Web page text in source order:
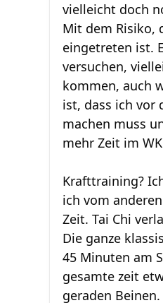
vielleicht doch
Mit dem Risiko,
eingetreten ist.
versuchen,
kommen, auch
ist, dass ich vor
machen muss
mehr Zeit im
Krafttraining?
ich vom
Zeit. Tai Chi
Die ganze
45 Minuten am
gesamte zeit
geraden